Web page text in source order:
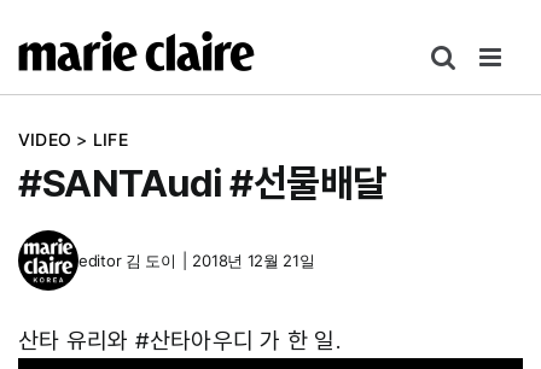
텐
VIDEO > LIFE
#SANTAudi #선물배달
editor 김 도이 2018년 12월 21일
산타 유리와 #산타아우디 가 한 일.